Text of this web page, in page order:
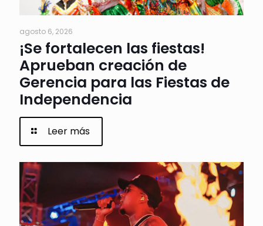
agosto 6, 2026
¡Se fortalecen las fiestas!
Aprueban creación de
Gerencia para las Fiestas de
Independencia
Leer más